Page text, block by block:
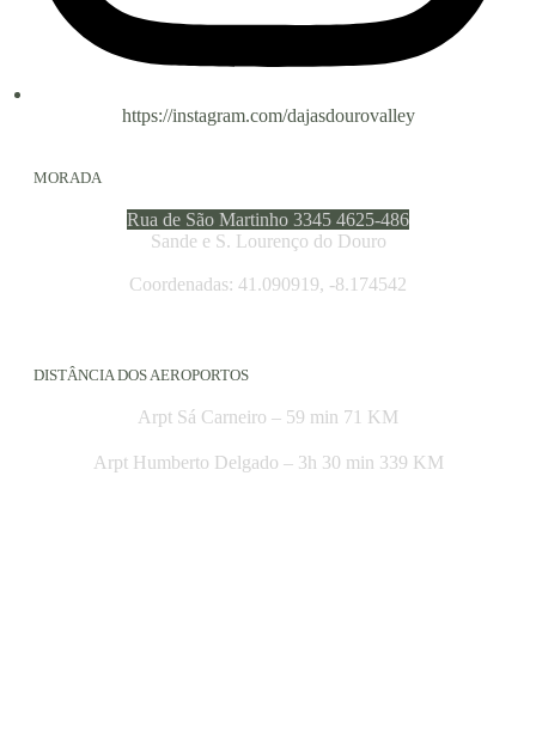
https://instagram.com/dajasdourovalley
MORADA
Rua de São Martinho 3345 4625-486
Sande e S. Lourenço do Douro
Coordenadas: 41.090919, -8.174542
DISTÂNCIA DOS AEROPORTOS
Arpt Sá Carneiro – 59 min 71 KM
Arpt Humberto Delgado – 3h 30 min 339 KM